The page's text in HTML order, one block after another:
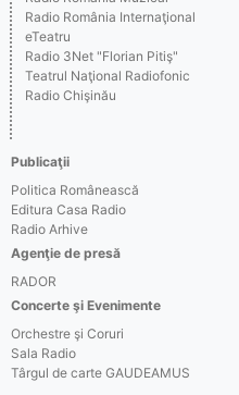
Radio România Internaţional
eTeatru
Radio 3Net "Florian Pitiş"
Teatrul Naţional Radiofonic
Radio Chişinău
Publicaţii
Politica Românească
Editura Casa Radio
Radio Arhive
Agenţie de presă
RADOR
Concerte şi Evenimente
Orchestre şi Coruri
Sala Radio
Târgul de carte GAUDEAMUS